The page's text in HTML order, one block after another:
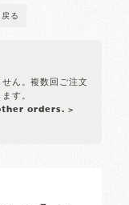
戻る
ん。複数回ご注文
す。
orders. >